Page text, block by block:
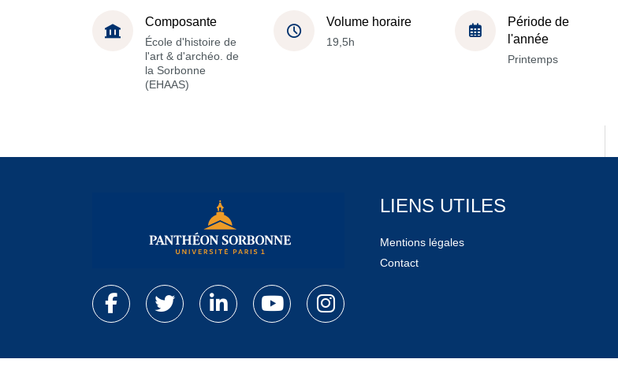
Composante
École d'histoire de
l'art & d'archéo. de
la Sorbonne
(EHAAS)
Volume horaire
19,5h
Période de
l'année
Printemps
LIENS UTILES
Mentions légales
Contact